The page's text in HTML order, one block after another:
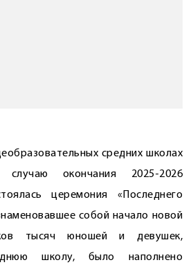
средних школах
случаю окончания 2025-2026
церемония «Последнего
собой начало новой
тысяч юношей и девушек,
школу, было наполнено